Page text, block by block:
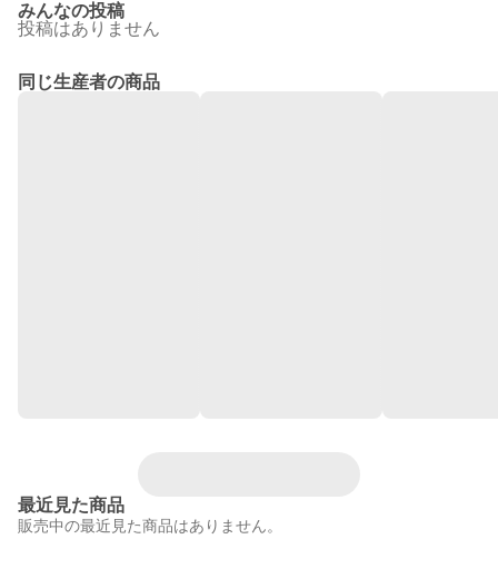
みんなの投稿
投稿はありません
同じ生産者の商品
最近見た商品
販売中の最近見た商品はありません。